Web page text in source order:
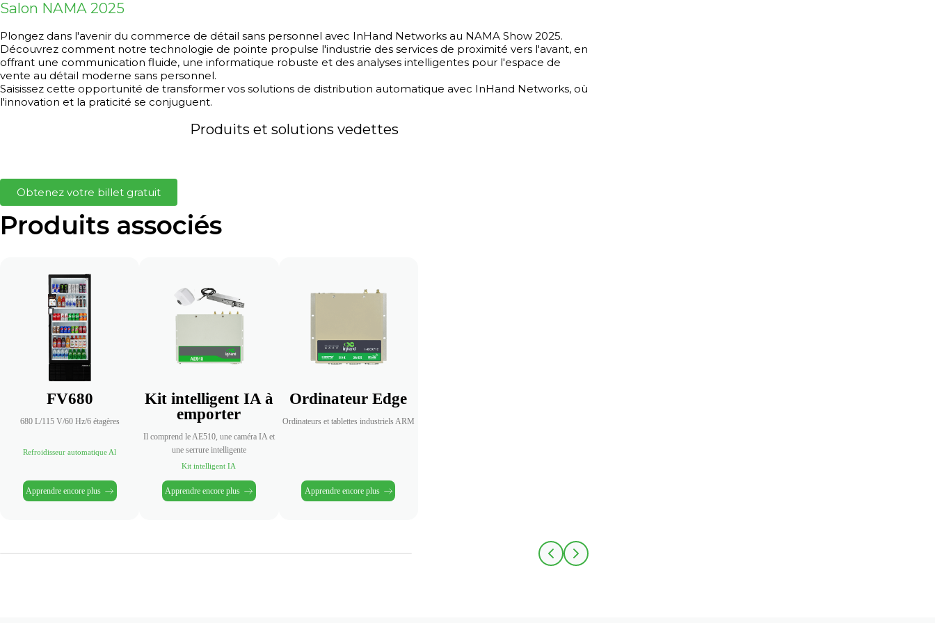
Salon NAMA 2025
Plongez dans l'avenir du commerce de détail sans personnel avec InHand Networks au NAMA Show 2025.
Découvrez comment notre technologie de pointe propulse l'industrie des services de proximité vers l'avant, en
offrant une communication fluide, une informatique robuste et des analyses intelligentes pour l'espace de
vente au détail moderne sans personnel.
Saisissez cette opportunité de transformer vos solutions de distribution automatique avec InHand Networks, où
l'innovation et la praticité se conjuguent.
Produits et solutions vedettes
Obtenez votre billet gratuit
Produits associés
FV680
680 L/115 V/60 Hz/6 étagères
Refroidisseur automatique Al
Apprendre encore plus
Kit intelligent IA à
emporter
Il comprend le AE510, une caméra IA et
une serrure intelligente
Kit intelligent IA
Apprendre encore plus
Ordinateur Edge
Ordinateurs et tablettes industriels ARM
Apprendre encore plus